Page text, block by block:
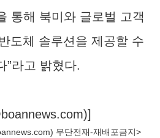
통해 북미와 글로벌 고객
도체 솔루션을 제공할 수
”라고 밝혔다.
)]
) 무단전재-재배포금지>